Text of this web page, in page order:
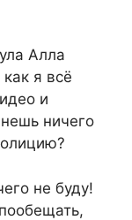
Алла
я всё
и
ничего
не буду!